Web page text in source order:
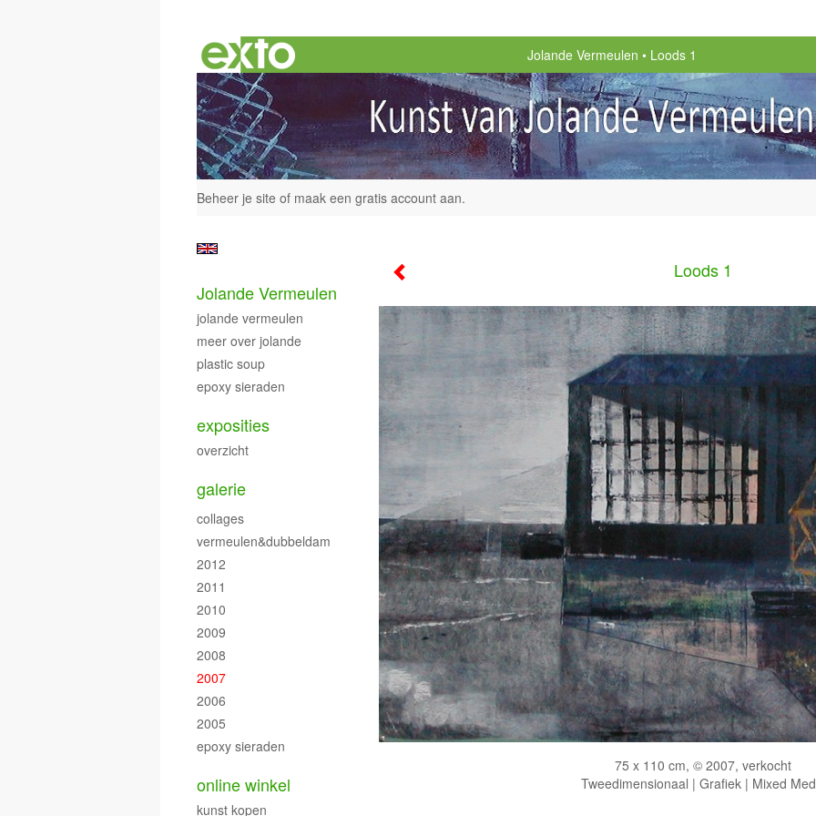
Jolande Vermeulen Loods 1
Beheer je site of maak een gratis account aan.
Loods 1
75 x 110 cm, © 2007, verkocht
Tweedimensionaal | Grafiek | Mixed
Jolande Vermeulen
jolande vermeulen
meer over jolande
plastic soup
epoxy sieraden
exposities
overzicht
galerie
collages
vermeulen&dubbeldam
2012
2011
2010
2009
2008
2007
2006
2005
epoxy sieraden
online winkel
kunst kopen